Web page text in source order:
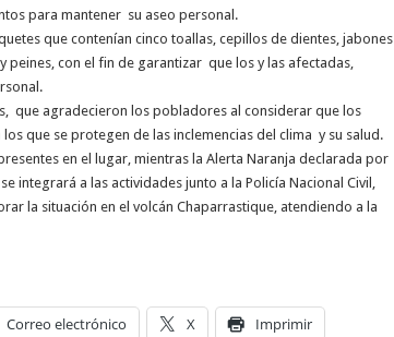
para mantener su aseo personal.
que contenían cinco toallas, cepillos de dientes, jabones
peines, con el fin de garantizar que los y las afectadas,
que agradecieron los pobladores al considerar que los
que se protegen de las inclemencias del clima y su salud.
en el lugar, mientras la Alerta Naranja declarada por
integrará a las actividades junto a la Policía Nacional Civil,
la situación en el volcán Chaparrastique, atendiendo a la
Correo electrónico X Imprimir